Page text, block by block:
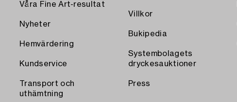
Våra Fine Art-resultat
Nyheter
Hemvärdering
Kundservice
Transport och
uthämtning
Villkor
Bukipedia
Systembolagets
dryckesauktioner
Press